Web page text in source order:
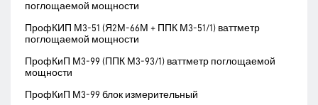
поглощаемой мощности
ПрофКИП М3-51 (Я2М-66М + ППК М3-51/1) ваттметр
поглощаемой мощности
ПрофКиП М3-99 (ППК М3-93/1) ваттметр поглощаемой
мощности
ПрофКиП М3-99 блок измерительный